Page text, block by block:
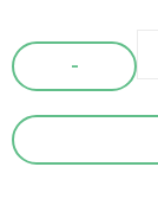
Quantity